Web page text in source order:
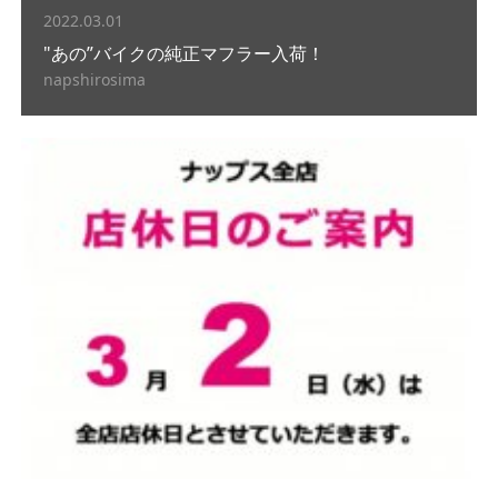
2022.03.01
"あの”バイクの純正マフラー入荷！
napshirosima